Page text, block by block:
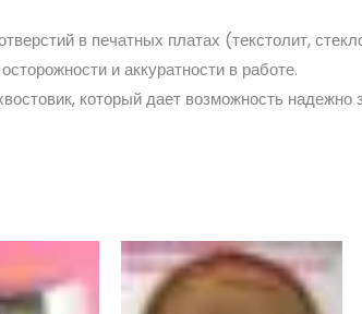
в печатных платах (текстолит,
и аккуратности в работе.
который дает возможность надежно